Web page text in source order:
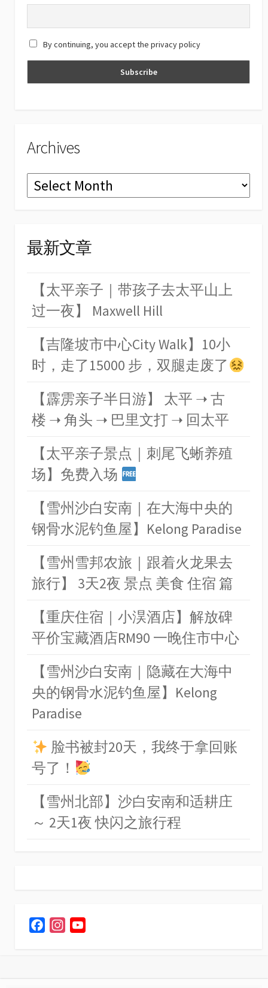
a
n
el
By continuing, you accept the privacy policy
Archives
Archives
最新文章
【太平亲子｜带孩子去太平山上
过一夜】 Maxwell Hill
【吉隆坡市中心City Walk】10小
时，走了15000 步，双腿走废了
【霹雳亲子半日游】 太平 ➝ 古
楼 ➝ 角头 ➝ 巴里文打 ➝ 回太平
【太平亲子景点｜刺尾飞蜥养殖
场】免费入场
【雪州沙白安南｜在大海中央的
钢骨水泥钓鱼屋】Kelong Paradise
【雪州雪邦农旅｜跟着火龙果去
旅行】 3天2夜 景点 美食 住宿 篇
【重庆住宿｜小淏酒店】解放碑
平价宝藏酒店RM90 一晚住市中心
【雪州沙白安南｜隐藏在大海中
央的钢骨水泥钓鱼屋】Kelong
Paradise
脸书被封20天，我终于拿回账
号了！
【雪州北部】沙白安南和适耕庄
～ 2天1夜 快闪之旅行程